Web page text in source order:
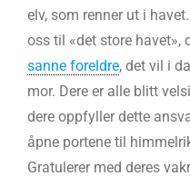
elv, som renner ut i
oss til «det store havet»,
sanne foreldre, det vil i
mor. Dere er alle blitt
dere oppfyller dette
åpne portene til
Gratulerer med deres